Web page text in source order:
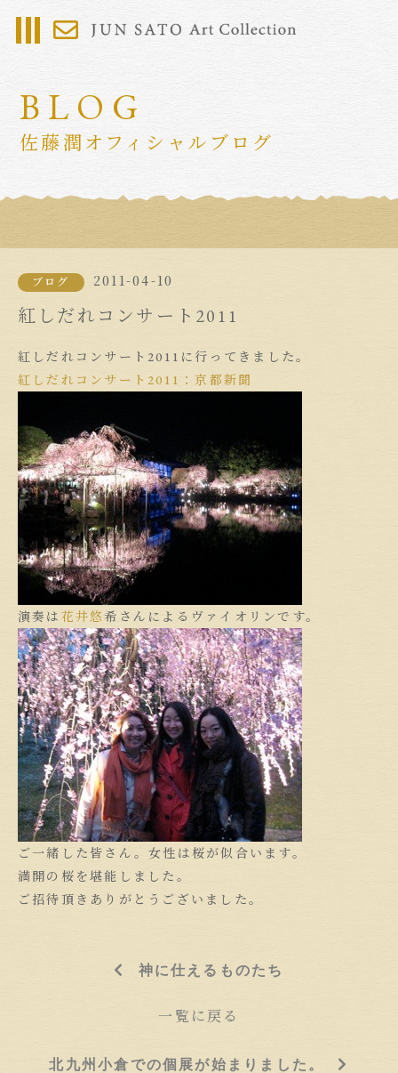
BLOG
佐藤潤オフィシャルブログ
ブログ 2011-04-10
紅しだれコンサート2011
紅しだれコンサート2011に行ってきました。
紅しだれコンサート2011：京都新聞
演奏は 花井悠希さんによるヴァイオリンです。
ご一緒した皆さん。女性は桜が似合います。
満開の桜を堪能しました。
ご招待頂きありがとうございました。
神に仕えるものたち
一覧に戻る
北九州小倉での個展が始まりました。